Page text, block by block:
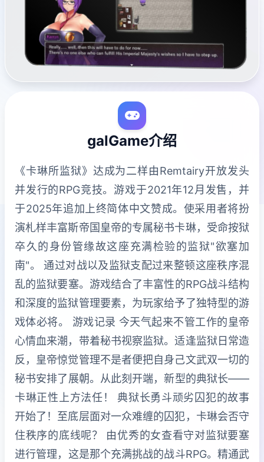
galGame介绍
《卡琳所监狱》达成为二样由Remtairy开放发头
并发行的RPG竞技。游戏于2021年12月发售，并
于2025年追加上终简体中文赞成。使采用者将扮
演札样丰富斯帝国皇帝的专属秘书卡琳，受命按狱
卒久的身份管缘故这座充满检验的监狱"欲塞加
南"。 通过对战以及监狱支配过来整顿这座秩序混
乱的监狱要塞。游戏结合了丰富性的RPG战斗结构
和深度的监狱管理要素，为玩家给予了独特型的游
戏体必将。 游戏记录 今天气起来不管工作的皇帝
心情血来潮，带着秘书视察监狱。适逢监狱日常造
反，皇帝惊觉管理不是者便把自身己文武双一切的
秘书安排了展朝。从此刻开端，新型的典狱长——
卡琳正性上方法任！ 典狱长勇斗顽劣囚犯的故事
开始了！至底层面对一众难缠的囚犯，卡琳会否守
住秩序的底线呢？ 由优秀的女查看守对监狱要塞
进行管理，这是那个充满挑战的战斗RPG。精通武